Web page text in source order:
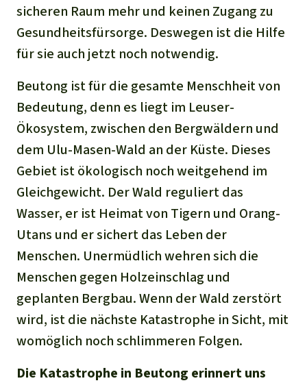
sicheren Raum mehr und keinen Zugang zu
Gesundheitsfürsorge. Deswegen ist die Hilfe
für sie auch jetzt noch notwendig.
Beutong ist für die gesamte Menschheit von
Bedeutung, denn es liegt im Leuser-
Ökosystem, zwischen den Bergwäldern und
dem Ulu-Masen-Wald an der Küste. Dieses
Gebiet ist ökologisch noch weitgehend im
Gleichgewicht. Der Wald reguliert das
Wasser, er ist Heimat von Tigern und Orang-
Utans und er sichert das Leben der
Menschen. Unermüdlich wehren sich die
Menschen gegen Holzeinschlag und
geplanten Bergbau. Wenn der Wald zerstört
wird, ist die nächste Katastrophe in Sicht, mit
womöglich noch schlimmeren Folgen.
Die Katastrophe in Beutong erinnert uns